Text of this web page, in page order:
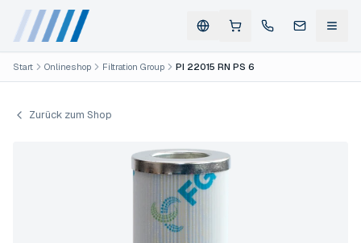
Start Onlineshop Filtration Group PI 22015 RN PS 6
Zurück zum Shop